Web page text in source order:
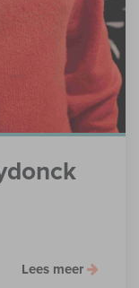
Lees meer